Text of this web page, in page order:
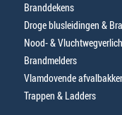
Branddekens
Droge blusleidingen &
Nood- &
Brandmelders
Vlamdovende
Trappen & Ladders